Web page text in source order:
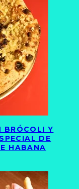
BRÓCOLI Y
DE
HABANA